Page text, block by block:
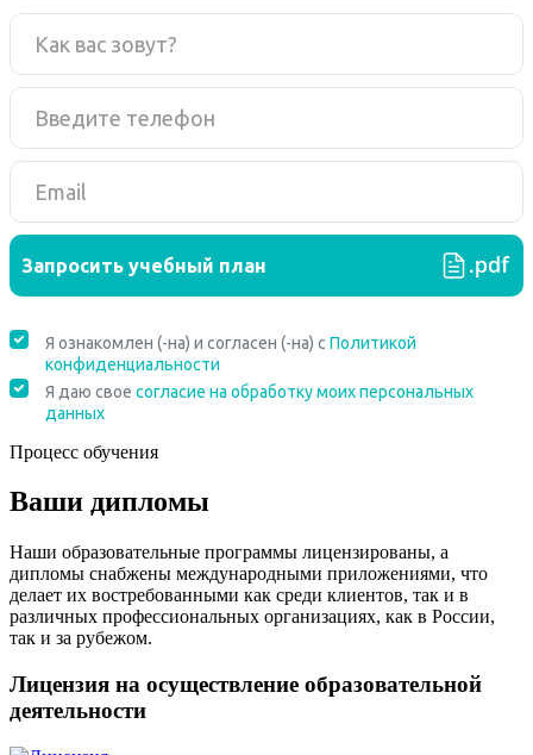
Процесс обучения
Ваши дипломы
Наши образовательные программы лицензированы, а
дипломы снабжены международными приложениями, что
делает их востребованными как среди клиентов, так и в
различных профессиональных организациях, как в России,
так и за рубежом.
Лицензия на осуществление образовательной
деятельности